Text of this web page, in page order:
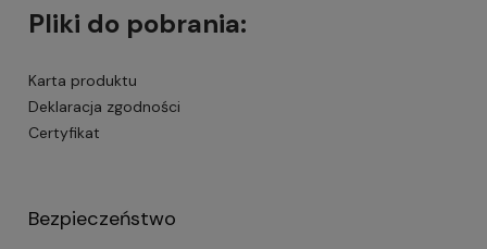
Pliki do pobrania:
Karta produktu
Deklaracja zgodności
Certyfikat
Bezpieczeństwo